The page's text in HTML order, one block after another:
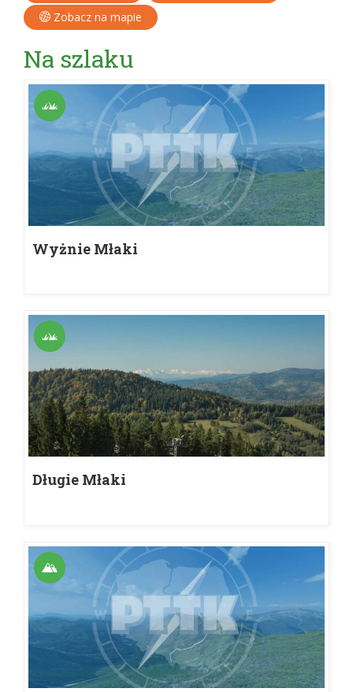
Zobacz na mapie
Na szlaku
Wyżnie Młaki
Długie Młaki